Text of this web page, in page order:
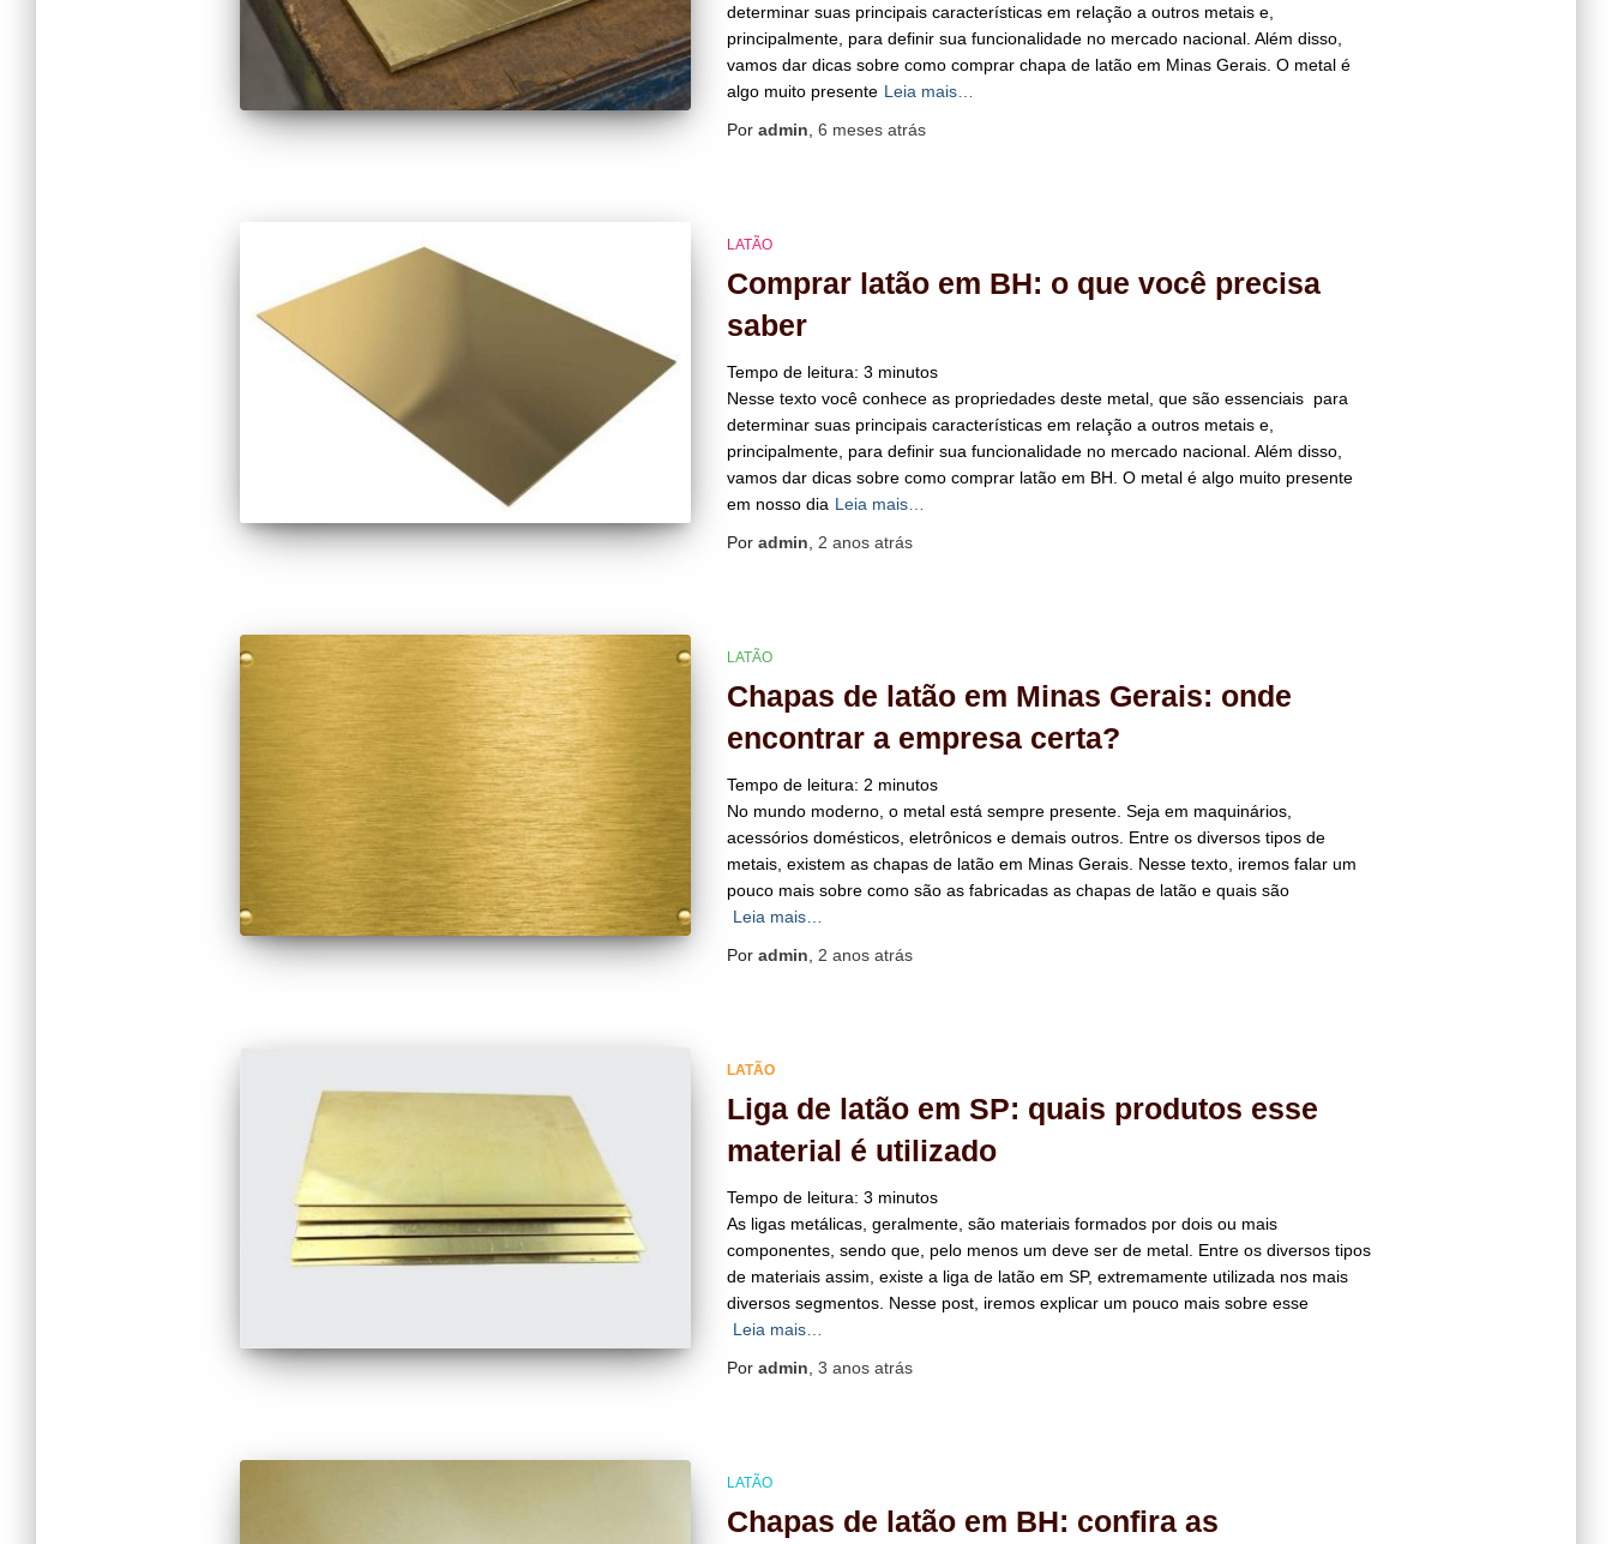
determinar suas principais características em relação a outros metais e,
principalmente, para definir sua funcionalidade no mercado nacional. Além disso,
vamos dar dicas sobre como comprar chapa de latão em Minas Gerais. O metal é
algo muito presente Leia mais…
Por admin 6 mesesatrás
LATÃO
Comprar latão em BH: o que você precisa
saber
Tempo de leitura: 3 minutos
Nesse texto você conhece as propriedades deste metal, que são essenciais para
determinar suas principais características em relação a outros metais e,
principalmente, para definir sua funcionalidade no mercado nacional. Além disso,
vamos dar dicas sobre como comprar latão em BH. O metal é algo muito presente
em nosso dia Leia mais…
Por admin 2 anosatrás
LATÃO
Chapas de latão em Minas Gerais: onde
encontrar a empresa certa?
Tempo de leitura: 2 minutos
No mundo moderno, o metal está sempre presente. Seja em maquinários,
acessórios domésticos, eletrônicos e demais outros. Entre os diversos tipos de
metais, existem as chapas de latão em Minas Gerais. Nesse texto, iremos falar um
pouco mais sobre como são as fabricadas as chapas de latão e quais são
Leia mais…
Por admin 2 anosatrás
LATÃO
Liga de latão em SP: quais produtos esse
material é utilizado
Tempo de leitura: 3 minutos
As ligas metálicas, geralmente, são materiais formados por dois ou mais
componentes, sendo que, pelo menos um deve ser de metal. Entre os diversos tipos
de materiais assim, existe a liga de latão em SP, extremamente utilizada nos mais
diversos segmentos. Nesse post, iremos explicar um pouco mais sobre esse
Leia mais…
Por admin 3 anosatrás
LATÃO
Chapas de latão em BH: confira as